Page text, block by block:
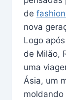
de
nova
Logo
de Milão,
uma
Ásia, um
moldando